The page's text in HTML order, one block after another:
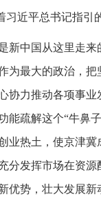
近平总书记指引
新中国从这里走
为最大的政治，
协力推动各项事
能疏解这个“牛鼻
业热土，使京津
分发挥市场在资
优势，壮大发展